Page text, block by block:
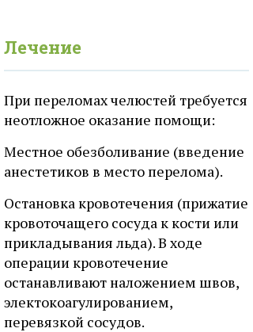
Лечение
При переломах челюстей требуется
неотложное оказание помощи:
Местное обезболивание (введение
анестетиков в место перелома).
Остановка кровотечения (прижатие
кровоточащего сосуда к кости или
прикладывания льда). В ходе
операции кровотечение
останавливают наложением швов,
электокоагулированием,
перевязкой сосудов.